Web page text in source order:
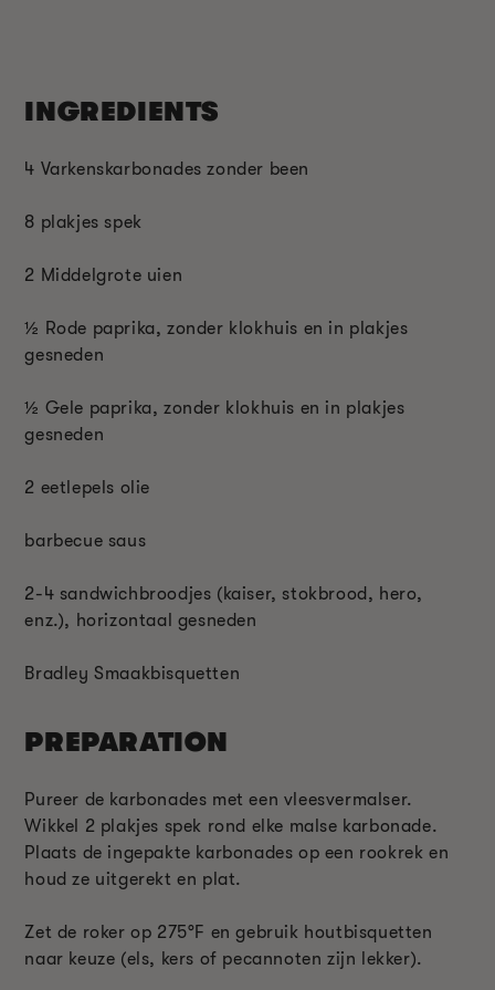
INGREDIENTS
4 Varkenskarbonades zonder been
8 plakjes spek
2 Middelgrote uien
½ Rode paprika, zonder klokhuis en in plakjes
gesneden
½ Gele paprika, zonder klokhuis en in plakjes
gesneden
2 eetlepels olie
barbecue saus
2-4 sandwichbroodjes (kaiser, stokbrood, hero,
enz.), horizontaal gesneden
Bradley Smaakbisquetten
PREPARATION
Pureer de karbonades met een vleesvermalser.
Wikkel 2 plakjes spek rond elke malse karbonade.
Plaats de ingepakte karbonades op een rookrek en
houd ze uitgerekt en plat.
Zet de roker op 275°F en gebruik houtbisquetten
naar keuze (els, kers of pecannoten zijn lekker).